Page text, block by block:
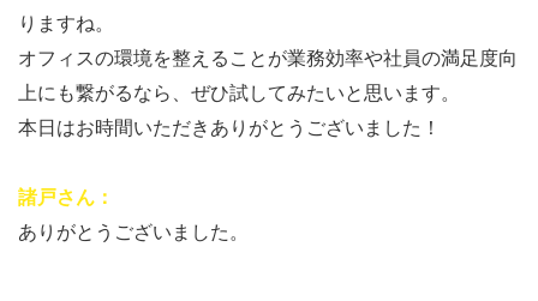
りますね。
オフィスの環境を整えることが業務効率や社員の満足度向
上にも繋がるなら、ぜひ試してみたいと思います。
本日はお時間いただきありがとうございました！
諸戸さん：
ありがとうございました。